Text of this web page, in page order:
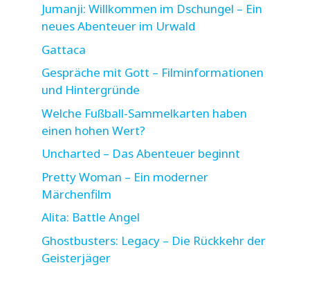
Jumanji: Willkommen im Dschungel – Ein
neues Abenteuer im Urwald
Gattaca
Gespräche mit Gott – Filminformationen
und Hintergründe
Welche Fußball-Sammelkarten haben
einen hohen Wert?
Uncharted – Das Abenteuer beginnt
Pretty Woman – Ein moderner
Märchenfilm
Alita: Battle Angel
Ghostbusters: Legacy – Die Rückkehr der
Geisterjäger